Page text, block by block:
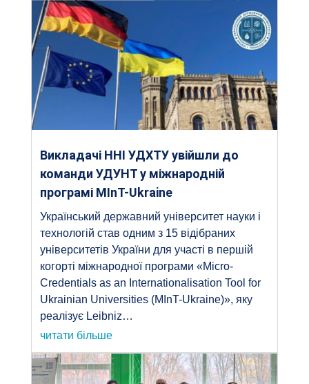
Викладачі ННІ УДХТУ увійшли до
команди УДУНТ у міжнародній
програмі MInT-Ukraine
Український державний університет науки і
технологій став одним з 15 відібраних
університетів України для участі в першій
когорті міжнародної програми «Micro-
Credentials as an Internationalisation Tool for
Ukrainian Universities (MInT-Ukraine)», яку
реалізує Leibniz…
читати більше